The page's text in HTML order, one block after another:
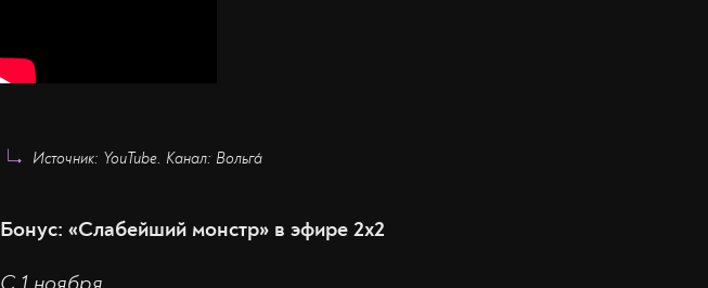
Источник: YouTube. Канал: Вольгá
Бонус: «Слабейший монстр» в эфире 2x2